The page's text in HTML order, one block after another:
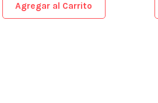
Agregar al Carrito